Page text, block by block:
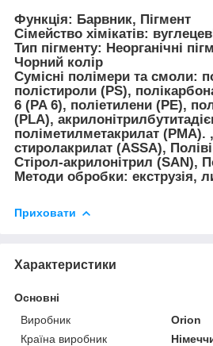
Функція: Барвник, Пігмент
Сімейство хімікатів:
Тип пігменту: Неорганічні
Чорний колір
Сумісні полімери та смоли:
полістироли (PS),
6 (PA 6), поліетилени (PE),
(PLA),
поліметилметакрилат (PMA).
стиролакрилат (ASSA),
Стірол-акрилонітрил (SAN),
Методи обробки: екструзія,
Приховати
Характеристики
Основні
Виробник
Orion
Країна виробник